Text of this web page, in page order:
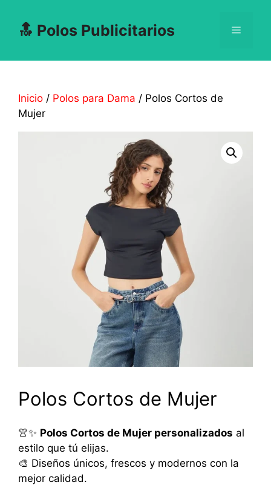
contenido
🔝 Polos Publicitarios Menú
Inicio / Polos para Dama / Polos Cortos de
Mujer
Polos Cortos de Mujer
👚✨ Polos Cortos de Mujer personalizados al
estilo que tú elijas.
🎨 Diseños únicos, frescos y modernos con la
mejor calidad.